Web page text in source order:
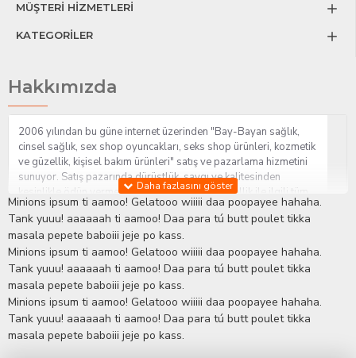
MÜŞTERİ HİZMETLERİ
KATEGORİLER
Hakkımızda
2006 yılından bu güne internet üzerinden "Bay-Bayan sağlık,
cinsel sağlık, sex shop oyuncakları, seks shop ürünleri, kozmetik
ve güzellik, kişisel bakım ürünleri" satış ve pazarlama hizmetini
sunuyor. Satış pazarında dürüstlük, saygı ve kalitesinden
kesinlikle ödün vermeden hizmet sağlık ve güzellik ile ilgili tüm
sorularınıza anında cevap verebilen Yetkin ve uzman kadrosu ile
ihtiyaçlarınızı en uygun fiyat ve taksit seçenekleriyle karşılıyor.
İstanbul beylikdüzü Erotik Shop sitemizde insan odaklı çalışma
stratejimiz ile müşterilerimizin yaşamlarında mutlu, sağlıklı ve
bakımlı olmaları için onlara sağlık ve güzellik danışmanlığı
sağlıyoruz.Sex ShopAlışveriş sitemiz Erotik Shop sektöründeki
gelişmeleri ve yenilikleri çok yakından takip etmesi, yaklaşık
5000'e yakın geniş ürün yelpazesi ile Türkiye'de bu sektörde
kendi alanımızda en geniş ürün gurubuna sahip ender
mağazalardan biri olması, müşteri memnuniyetini her zaman ön
Minions ipsum ti aamoo! Gelatooo wiiiii daa poopayee hahaha.
Tank yuuu! aaaaaah ti aamoo! Daa para tú butt poulet tikka
masala pepete baboiii jeje po kass.
Minions ipsum ti aamoo! Gelatooo wiiiii daa poopayee hahaha.
Tank yuuu! aaaaaah ti aamoo! Daa para tú butt poulet tikka
masala pepete baboiii jeje po kass.
Minions ipsum ti aamoo! Gelatooo wiiiii daa poopayee hahaha.
Tank yuuu! aaaaaah ti aamoo! Daa para tú butt poulet tikka
masala pepete baboiii jeje po kass.